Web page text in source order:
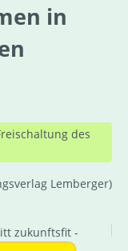
in
des
Lemberger)